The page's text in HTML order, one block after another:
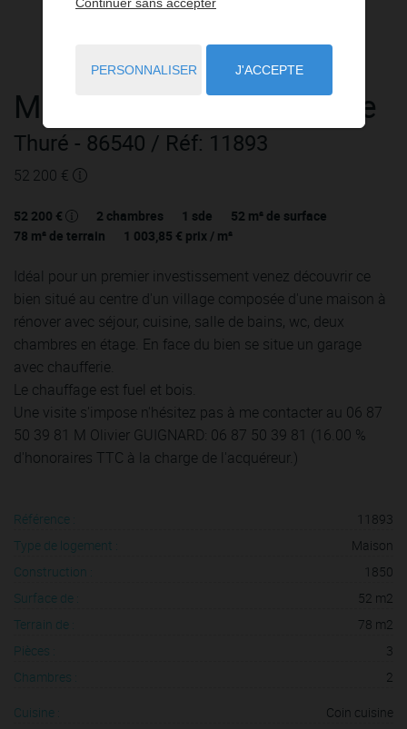
Maison 3 piècesà vendre
Thuré - 86540 / Réf: 11893
52 200 €
52 200 € 2 chambres 1 sde 52 m² de surface
78 m² de terrain 1 003,85 € prix / m²
Idéal pour un premier investissement venez découvrir ce
bien situé au centre d'un village composée d'une maison à
rénover avec séjour, cuisine, salle de bains, wc, deux
chambres en étage. En face du bien se situe un garage
avec chaufferie.
Le chauffage est fuel et bois.
Une visite s'impose n'hésitez pas à me contacter au 06 87
50 39 81 M Olivier GUIGNARD: 06 87 50 39 81 (16.00 %
d'honoraires TTC à la charge de l'acquéreur.)
Référence :
11893
Type de logement :
Maison
Construction :
1850
Surface de :
52 m2
Terrain de :
78 m2
Pièces :
3
Chambres :
2
Cuisine :
Coin cuisine
PERSONNALISER J'ACCEPTE